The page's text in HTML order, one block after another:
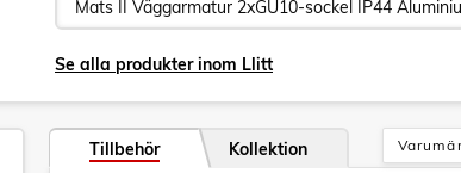
Se alla produkter inom Llitt
Tillbehör Kollektion